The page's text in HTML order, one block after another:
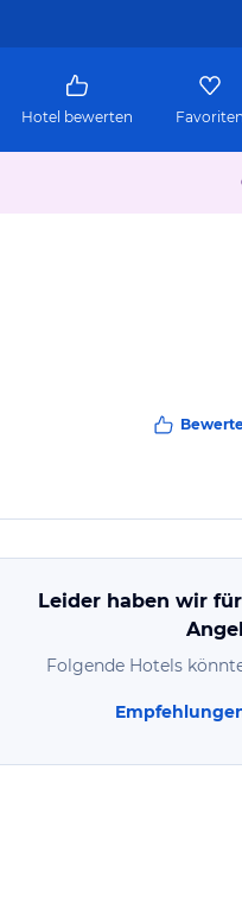
Hotel bewerten Favoriten
Leider haben wir
Folgende Hotels